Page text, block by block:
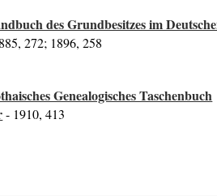
des Grundbesitzes im
272; 1896, 258
Genealogisches Taschenbuch
- 1910, 413